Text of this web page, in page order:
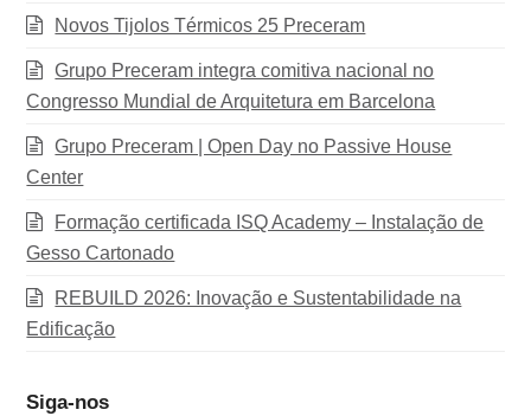
Novos Tijolos Térmicos 25 Preceram
Grupo Preceram integra comitiva nacional no
Congresso Mundial de Arquitetura em Barcelona
Grupo Preceram | Open Day no Passive House
Center
Formação certificada ISQ Academy – Instalação de
Gesso Cartonado
REBUILD 2026: Inovação e Sustentabilidade na
Edificação
Siga-nos